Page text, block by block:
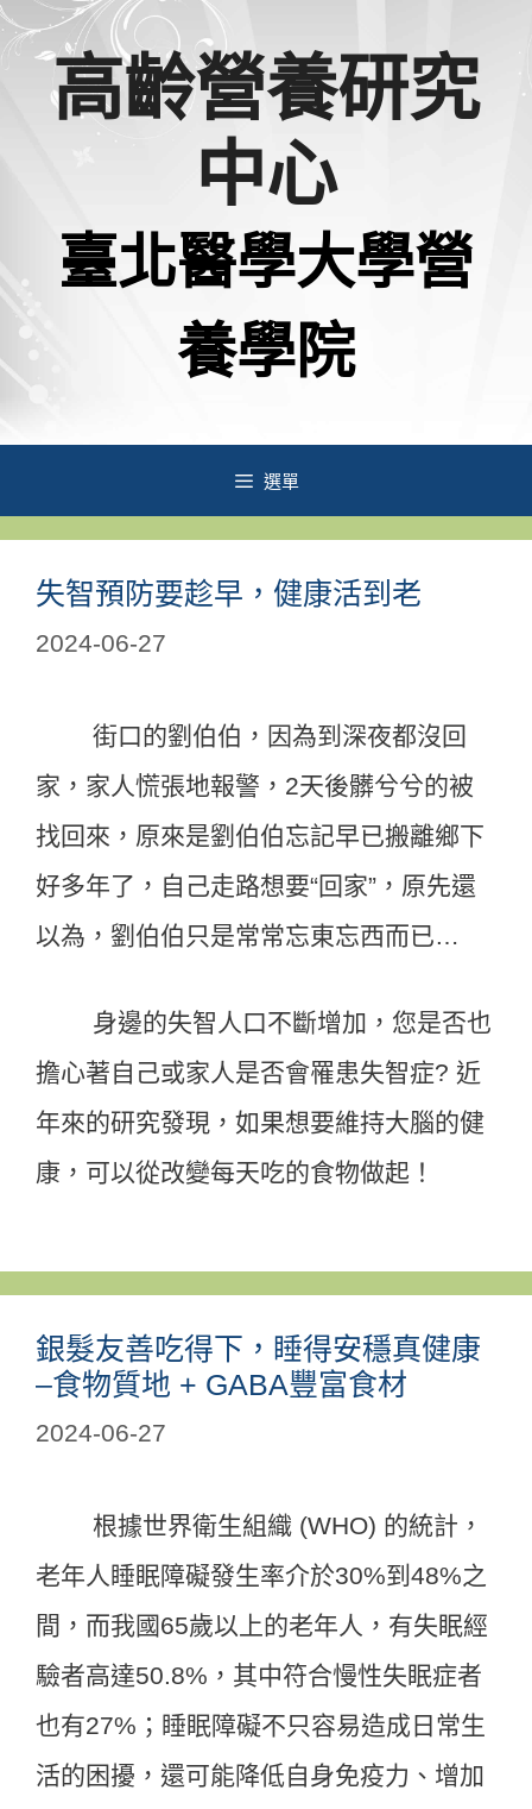
跳
高齡營養研究
中心
臺北醫學大學營
養學院
選單
失智預防要趁早，健康活到老
2024-06-27
街口的劉伯伯，因為到深夜都沒回
家，家人慌張地報警，2天後髒兮兮的被
找回來，原來是劉伯伯忘記早已搬離鄉下
好多年了，自己走路想要“回家”，原先還
以為，劉伯伯只是常常忘東忘西而已…
身邊的失智人口不斷增加，您是否也
擔心著自己或家人是否會罹患失智症? 近
年來的研究發現，如果想要維持大腦的健
康，可以從改變每天吃的食物做起！
銀髮友善吃得下，睡得安穩真健康
–食物質地 + GABA豐富食材
2024-06-27
根據世界衛生組織 (WHO) 的統計，
老年人睡眠障礙發生率介於30%到48%之
間，而我國65歲以上的老年人，有失眠經
驗者高達50.8%，其中符合慢性失眠症者
也有27%；睡眠障礙不只容易造成日常生
活的困擾，還可能降低自身免疫力、增加